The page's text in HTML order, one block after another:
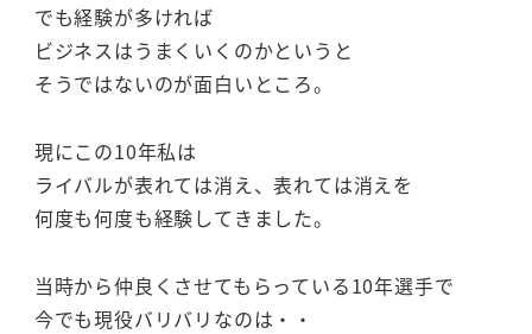
でも経験が多ければ
ビジネスはうまくいくのかというと
そうではないのが面白いところ。
現にこの10年私は
ライバルが表れては消え、表れては消えを
何度も何度も経験してきました。
当時から仲良くさせてもらっている10年選手で
今でも現役バリバリなのは・・